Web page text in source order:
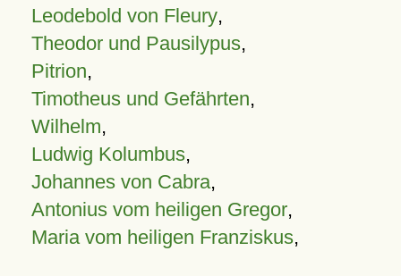
Leodebold von Fleury,
Theodor und Pausilypus,
Pitrion,
Timotheus und Gefährten,
Wilhelm,
Ludwig Kolumbus,
Johannes von Cabra,
Antonius vom heiligen Gregor,
Maria vom heiligen Franziskus,